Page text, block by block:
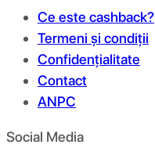
Ce este cashback?
Termeni și condiții
Confidențialitate
Contact
ANPC
Social Media